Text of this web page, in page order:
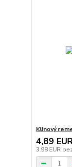
Klinový
4,89
3,98 EUR